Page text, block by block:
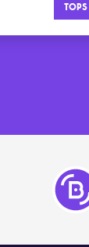
TOPS